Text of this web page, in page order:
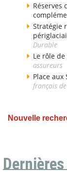
Réserves
Stratégie
Durable
Le rôle
assureurs
Place
français
Nouvelle